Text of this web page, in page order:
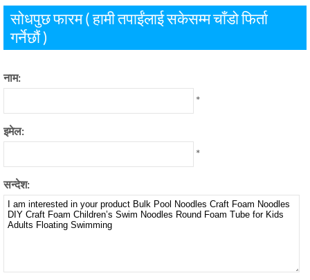
सोधपुछ फारम ( हामी तपाईंलाई सकेसम्म चाँडो फिर्ता
गर्नेछौं )
नाम:
*
इमेल:
*
सन्देश: